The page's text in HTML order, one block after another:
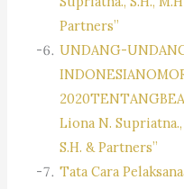
Partners”
UNDANG-
Liona N.
S.H. & Partners”
Tata Cara